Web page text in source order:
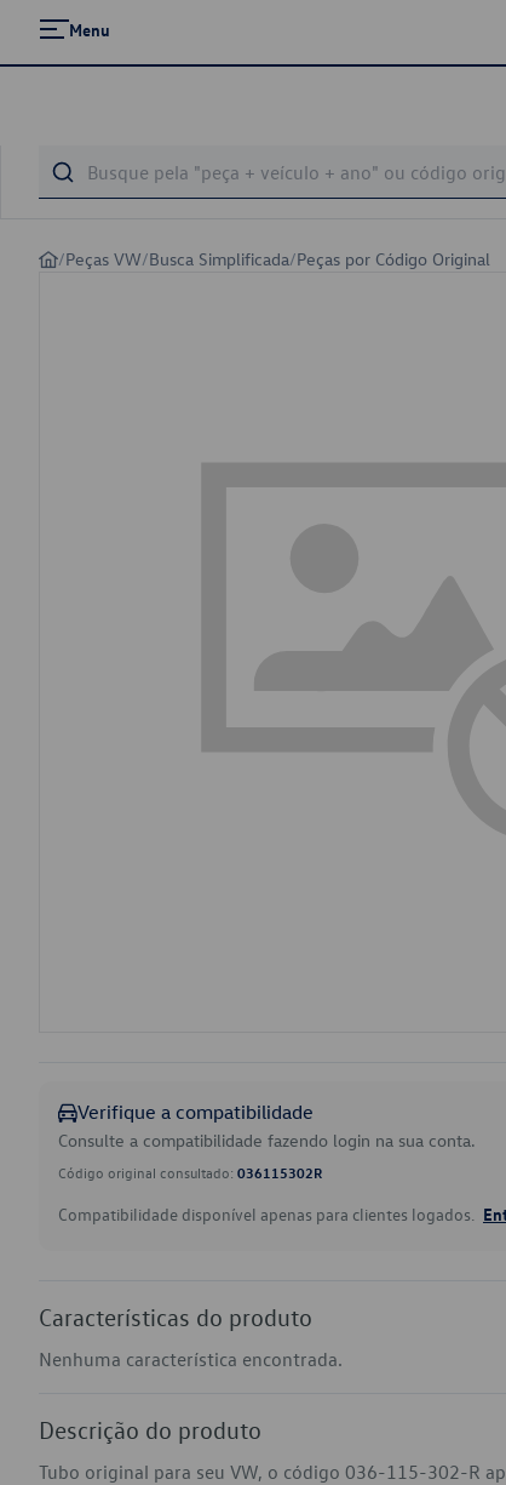
Menu
/Peças VW/Busca Simplificada/Peças por Código Original
Verifique a compatibilidade
Consulte a compatibilidade fazendo login na sua conta.
Código original consultado: 036115302R
Compatibilidade disponível apenas para clientes logados.
Características do produto
Nenhuma característica encontrada.
Descrição do produto
Tubo original para seu VW, o código 036-115-302-R